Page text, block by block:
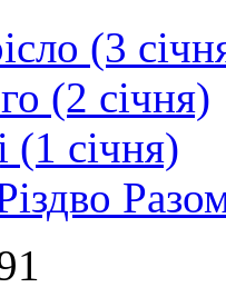
(3
(2 січня)
(1 січня)